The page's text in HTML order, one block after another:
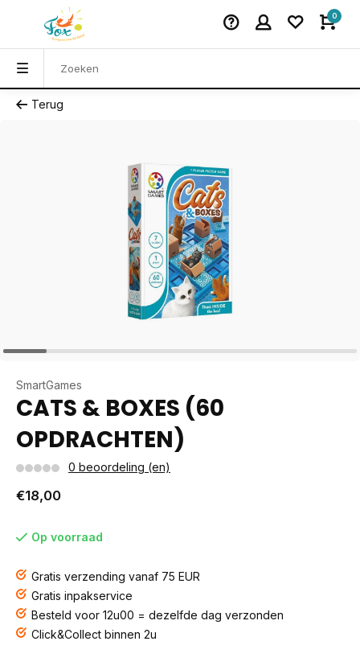
0
Terug
SmartGames
CATS & BOXES (60
OPDRACHTEN)
0 beoordeling (en)
€18,00
Op voorraad
Gratis verzending vanaf 75 EUR
Gratis inpakservice
Besteld voor 12u00 = dezelfde dag verzonden
Click&Collect binnen 2u